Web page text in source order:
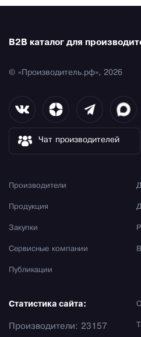
B2B каталог для
© «Производитель.рф», 2026
Чат производителей
Производители
Продукция
Закупки
Сервисные компании
Публикации
Статистика сайта:
Производители: 23157